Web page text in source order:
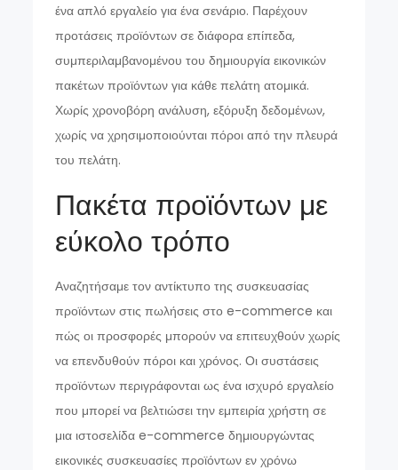
ένα απλό εργαλείο για ένα σενάριο. Παρέχουν
προτάσεις προϊόντων σε διάφορα επίπεδα,
συμπεριλαμβανομένου του δημιουργία εικονικών
πακέτων προϊόντων για κάθε πελάτη ατομικά.
Χωρίς χρονοβόρη ανάλυση, εξόρυξη δεδομένων,
χωρίς να χρησιμοποιούνται πόροι από την πλευρά
του πελάτη.
Πακέτα προϊόντων με
εύκολο τρόπο
Αναζητήσαμε τον αντίκτυπο της συσκευασίας
προϊόντων στις πωλήσεις στο e-commerce και
πώς οι προσφορές μπορούν να επιτευχθούν χωρίς
να επενδυθούν πόροι και χρόνος. Οι συστάσεις
προϊόντων περιγράφονται ως ένα ισχυρό εργαλείο
που μπορεί να βελτιώσει την εμπειρία χρήστη σε
μια ιστοσελίδα e-commerce δημιουργώντας
εικονικές συσκευασίες προϊόντων εν χρόνω